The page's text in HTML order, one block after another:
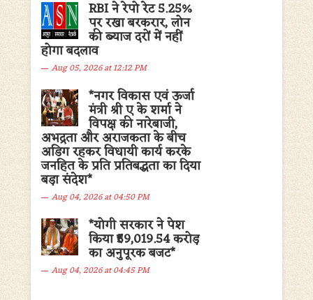
RBI ने रेपो रेट 5.25%
पर रखा बरकरार, लोन
की ब्याज दरों में नहीं
होगा बदलाव
Aug 05, 2026 at 12:12 PM
*नगर विकास एवं ऊर्जा
मंत्री श्री ए के शर्मा ने
विपक्ष की नारेबाजी,
अभद्रता और अराजकता के बीच
अडिग रहकर विधायी कार्य करके
जनहित के प्रति प्रतिबद्धता का दिया
बड़ा संदेश*
Aug 04, 2026 at 04:50 PM
*योगी सरकार ने पेश
किया ₹59,019.54 करोड़
का अनुपूरक बजट*
Aug 04, 2026 at 04:45 PM